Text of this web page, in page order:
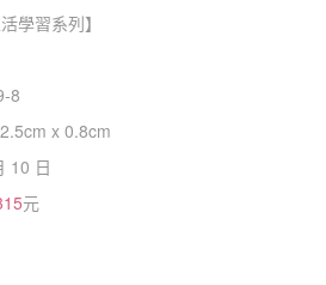
學習系列】
8
x 0.8cm
10 日
元